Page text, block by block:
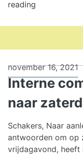
reading
interne
november 16, 2021
Interne
naar
Schakers, Naar
antwoorden om op
vrijdagavond, heeft